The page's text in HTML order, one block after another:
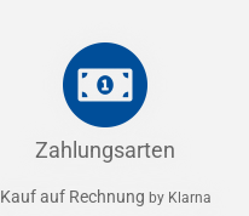
Zahlungsarten
Kauf auf Rechnung by Klarna